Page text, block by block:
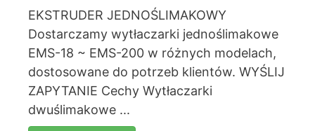
EKSTRUDER JEDNOŚLIMAKOWY
Dostarczamy wytłaczarki jednoślimakowe
EMS-18 ~ EMS-200 w różnych modelach,
dostosowane do potrzeb klientów. WYŚLIJ
ZAPYTANIE Cechy Wytłaczarki
dwuślimakowe ...